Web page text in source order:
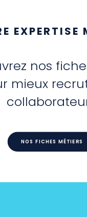
EXPERTISE
nos
mieux
NOS FICHES MÉTIERS